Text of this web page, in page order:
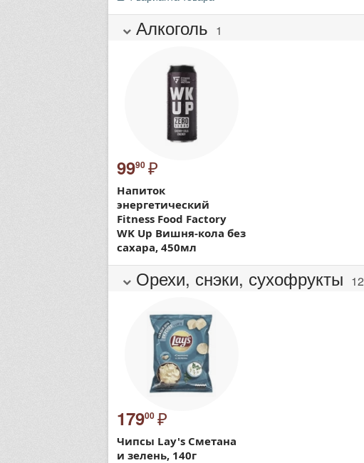
Алкоголь 1
9990 ₽
Напиток
энергетический
Fitness Food Factory
WK Up Вишня-кола без
сахара, 450мл
Орехи, снэки, сухофрукты 12
17900 ₽
Чипсы Lay's Сметана
и зелень, 140г